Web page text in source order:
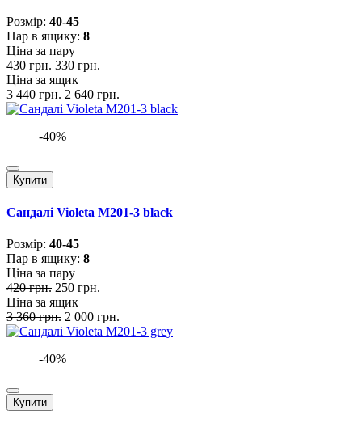
Розмiр: 40-45
Пар в ящику: 8
Ціна за пару
430 грн. 330 грн.
Ціна за ящик
3 440 грн. 2 640 грн.
-40%
Купити
Сандалі Violeta M201-3 black
Розмiр: 40-45
Пар в ящику: 8
Ціна за пару
420 грн. 250 грн.
Ціна за ящик
3 360 грн. 2 000 грн.
-40%
Купити